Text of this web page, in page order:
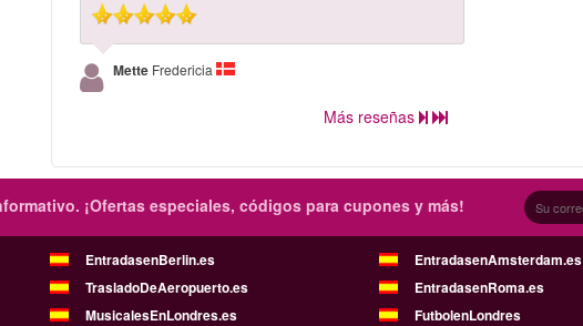
Mette Fredericia
Más reseñas
¡Ofertas especiales, códigos para cupones y más!
EntradasenBerlin.es
EntradasenAmsterdam.es
TrasladoDeAeropuerto.es
EntradasenRoma.es
MusicalesEnLondres.es
FutbolenLondres